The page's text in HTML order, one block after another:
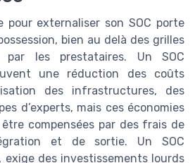
pour externaliser son SOC porte
bien au delà des grilles
par les prestataires. Un SOC
une réduction des coûts
des infrastructures, des
d’experts, mais ces économies
compensées par des frais de
et de sortie. Un SOC
exige des investissements lourds